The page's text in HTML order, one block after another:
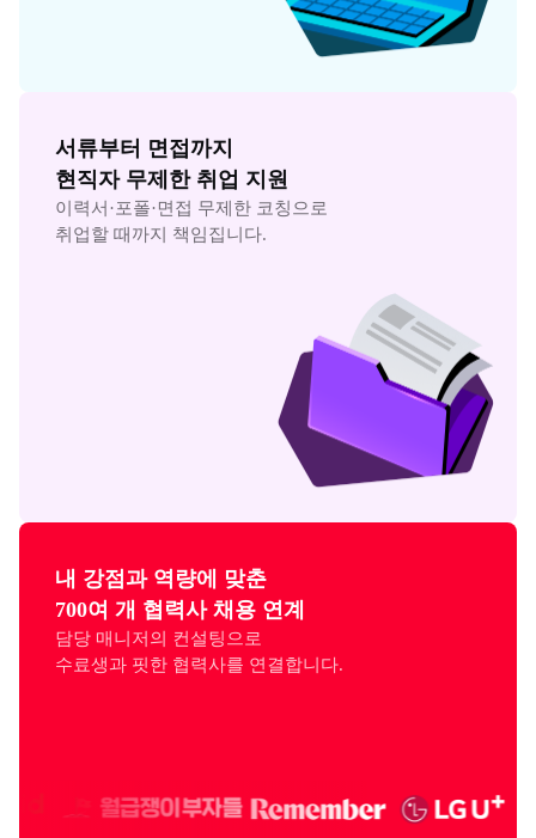
서류부터 면접까지
현직자 무제한 취업 지원
이력서·포폴·면접 무제한 코칭으로
취업할 때까지 책임집니다.
내 강점과 역량에 맞춘
700여 개 협력사 채용 연계
담당 매니저의 컨설팅으로
수료생과 핏한 협력사를 연결합니다.